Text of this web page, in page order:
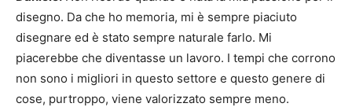
disegno. Da che ho memoria, mi è sempre piaciuto
disegnare ed è stato sempre naturale farlo. Mi
piacerebbe che diventasse un lavoro. I tempi che corrono
non sono i migliori in questo settore e questo genere di
cose, purtroppo, viene valorizzato sempre meno.